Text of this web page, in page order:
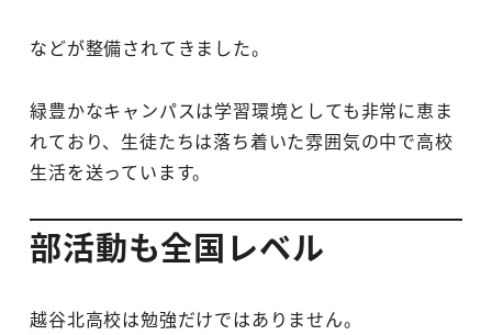
などが整備されてきました。
緑豊かなキャンパスは学習環境としても非常に恵ま
れており、生徒たちは落ち着いた雰囲気の中で高校
生活を送っています。
部活動も全国レベル
越谷北高校は勉強だけではありません。